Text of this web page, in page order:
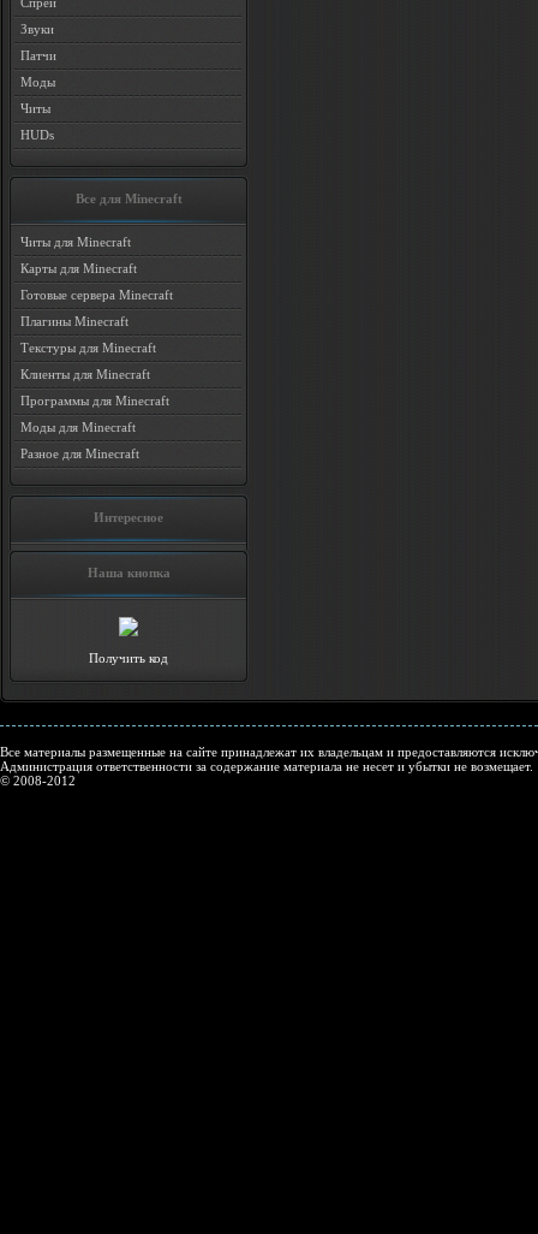
Звуки
Патчи
Моды
Читы
HUDs
Все для Minecraft
Читы для Minecraft
Карты для Minecraft
Готовые сервера Minecraft
Плагины Minecraft
Текстуры для Minecraft
Клиенты для Minecraft
Программы для Minecraft
Моды для Minecraft
Разное для Minecraft
Интересное
Наша кнопка
Получить код
Все материалы размещенные на сайте принадлежат их владельцам и предоставляются
Администрация ответственности за содержание материала не несет и убытки не возмещает.
© 2008-2012